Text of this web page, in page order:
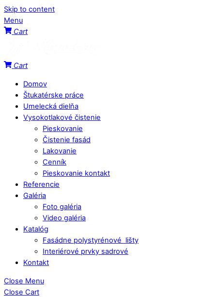
Skip to content
Menu
Cart
Cart
Domov
Štukatérske práce
Umelecká dielňa
Vysokotlakové čistenie
Pieskovanie
Čistenie fasád
Lakovanie
Cenník
Pieskovanie kontakt
Referencie
Galéria
Foto galéria
Video galéria
Katalóg
Fasádne polystyrénové lišty
Interiérové prvky sadrové
Kontakt
Close Menu
Close Cart